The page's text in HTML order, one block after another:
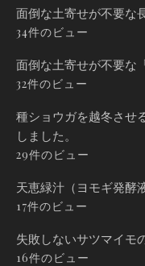
面倒な土寄せが不要な
34件のビュー
面倒な土寄せが不要な
32件のビュー
種ショウガを越冬させ
しました。
29件のビュー
天恵緑汁（ヨモギ発酵
17件のビュー
失敗しないサツマイモ
16件のビュー